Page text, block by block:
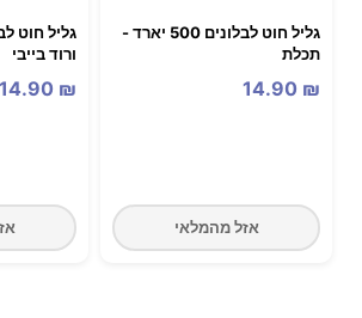
גליל חוט לבלונים 500 יארד -
תכלת
14.90 ₪
אזל מהמלאי
ורוד בייבי
14.90 ₪